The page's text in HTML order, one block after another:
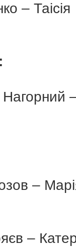
– Таісія
Нагорний
–
–